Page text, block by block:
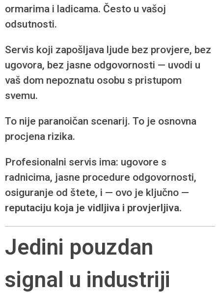
ormarima i ladicama. Često u vašoj
odsutnosti.
Servis koji zapošljava ljude bez provjere, bez
ugovora, bez jasne odgovornosti — uvodi u
vaš dom nepoznatu osobu s pristupom
svemu.
To nije paranoičan scenarij. To je osnovna
procjena rizika.
Profesionalni servis ima: ugovore s
radnicima, jasne procedure odgovornosti,
osiguranje od štete, i — ovo je ključno —
reputaciju koja je vidljiva i provjerljiva.
Jedini pouzdan
signal u industriji